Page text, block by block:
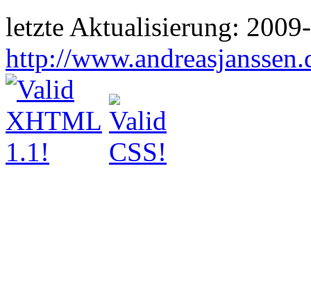
letzte Aktualisierung:
http://